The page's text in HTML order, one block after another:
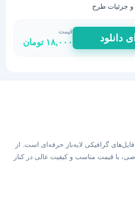
و جزئیات طرح
دانلود
قیمت
۱۸,۰۰۰ تومان
گرافیکی لایه‌باز حرفه‌ای است. از
با قیمت مناسب و کیفیت عالی در کنار